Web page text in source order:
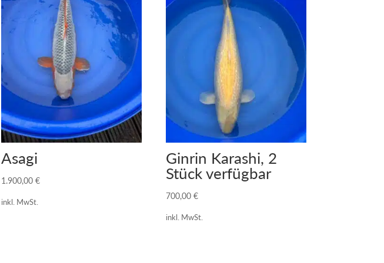
Asagi
1.900,00 €
inkl. MwSt.
Ginrin Karashi, 2
Stück verfügbar
700,00 €
inkl. MwSt.